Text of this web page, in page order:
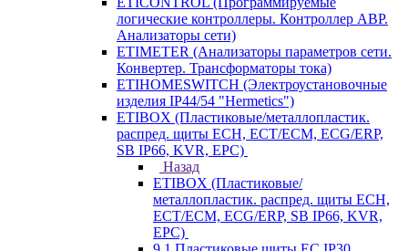
логические контроллеры. Контроллер АВР.
Анализаторы сети)
ETIMETER (Анализаторы параметров сети.
Конвертер. Трансформаторы тока)
ETIHOMESWITCH (Электроустановочные
изделия IP44/54 "Hermetics")
ETIBOX (Пластиковые/металлопластик.
распред. щиты ECH, ECT/ECM, ECG/ERP,
SB IP66, KVR, EPC)
Назад
ETIBOX (Пластиковые/
металлопластик. распред. щиты ECH,
ECT/ECM, ECG/ERP, SB IP66, KVR,
EPC)